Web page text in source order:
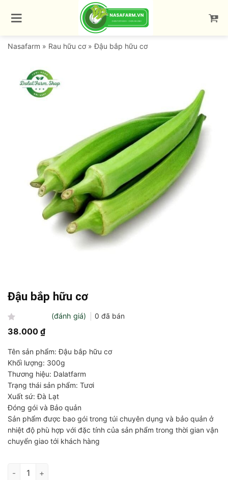
qua
dungNasafarm » Rau hữu cơ»Đậu bắp hữu cơ
Đậu bắp hữu cơ
Được
xếp
0
5
sao
(đánh giá) 0 đã bán
38.000 ₫
Tên sản phẩm: Đậu bắp hữu cơ
Khối lượng: 300g
Thương hiệu: Dalatfarm
Trạng thái sản phẩm: Tươi
Xuất sứ: Đà Lạt
Đóng gói và Bảo quản
Sản phẩm được bao gói trong túi chuyên dụng và bảo quản ở
nhiệt độ phù hợp với đặc tính của sản phẩm trong thời gian vận
chuyển giao tới khách hàng
Đậu bắp hữu cơ số lượng